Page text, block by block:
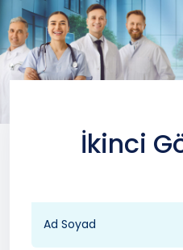
İkinci